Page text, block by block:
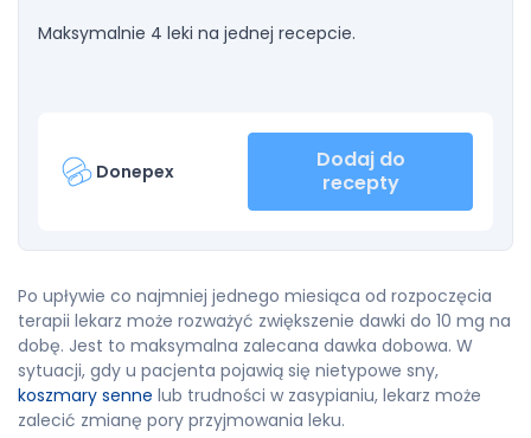
Maksymalnie 4 leki na jednej recepcie.
Donepex
Dodaj do
recepty
Po upływie co najmniej jednego miesiąca od rozpoczęcia
terapii lekarz może rozważyć zwiększenie dawki do 10 mg na
dobę. Jest to maksymalna zalecana dawka dobowa. W
sytuacji, gdy u pacjenta pojawią się nietypowe sny,
koszmary senne lub trudności w zasypianiu, lekarz może
zalecić zmianę pory przyjmowania leku.